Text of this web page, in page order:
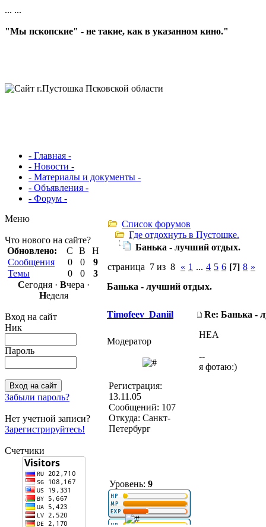
... ...
"Мы пскопские" - не такие, как в указанном кино."
- Главная -
- Новости -
- Материалы и документы -
- Объявления -
- Форум -
Меню
Что нового на сайте?
Обновлено:
С В
Н
Сообщения
0 0
9
Темы
0 0
3
Сегодня · Вчера ·
Неделя
Вход на сайт
Ник
Пароль
Забыли пароль?
Нет учетной записи?
Зарегистрируйтесь!
Счетчики
Список форумов
Где отдохнуть в Пустошке.
Банька - лучший отдых.
страница 7 из 8 « 1 ... 4 5 6 [7] 8 »
Банька - лучший отдых.
Timofeev_Daniil Re: Банька -
Модератор
Регистрация:
13.11.05
Сообщений: 107
Откуда: Санкт-
Петербург
Уровень: 9
НЕА
--
я фотаю:)